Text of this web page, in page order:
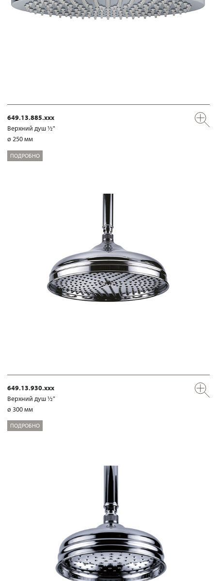
649.13.885.xxx
Верхний душ ½"
ø 250 мм
ПОДРОБНО
649.13.930.xxx
Верхний душ ½"
ø 300 мм
ПОДРОБНО